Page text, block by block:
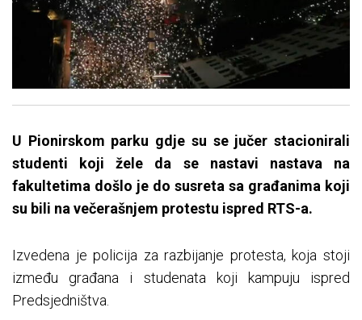
U Pionirskom parku gdje su se jučer stacionirali
studenti koji žele da se nastavi nastava na
fakultetima došlo je do susreta sa građanima koji
su bili na večerašnjem protestu ispred RTS-a.
Izvedena je policija za razbijanje protesta, koja stoji
između građana i studenata koji kampuju ispred
Predsjedništva.